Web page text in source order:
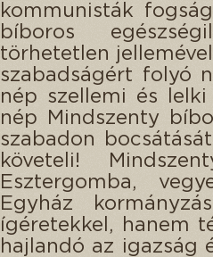
kommunisták
bíboros
törhetetlen
szabadságért folyó
nép szellemi és
nép Mindszenty
szabadon
követeli!
Esztergomba,
Egyház
ígéretekkel, hanem
hajlandó az igazság